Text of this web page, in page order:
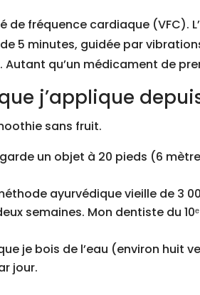
fréquence cardiaque (VFC).
5 minutes, guidée par
qu’un médicament de
j’applique
sans fruit.
un objet à 20 pieds (6
ayurvédique vieille de 3
semaines. Mon dentiste du
je bois de l’eau (environ huit
jour.